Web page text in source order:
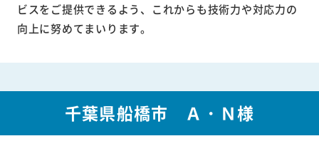
ビスをご提供できるよう、これからも技術力や対応力の
向上に努めてまいります。
千葉県船橋市 Ａ・Ｎ様